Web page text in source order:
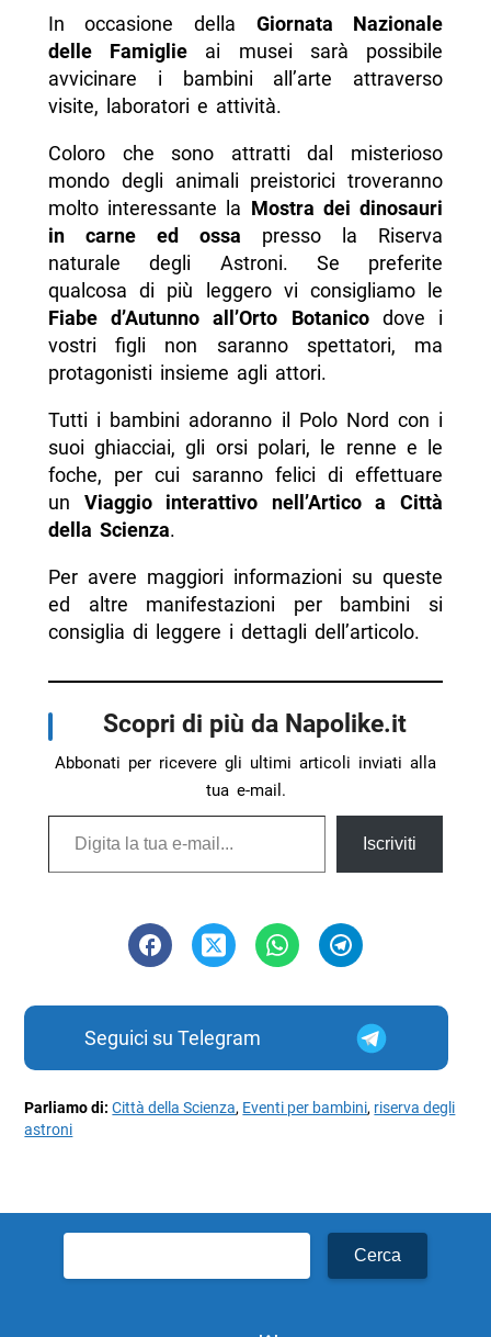
In occasione della Giornata Nazionale
delle Famiglie ai musei sarà possibile
avvicinare i bambini all’arte attraverso
visite, laboratori e attività.
Coloro che sono attratti dal misterioso
mondo degli animali preistorici troveranno
molto interessante la Mostra dei dinosauri
in carne ed ossa presso la Riserva
naturale degli Astroni. Se preferite
qualcosa di più leggero vi consigliamo le
Fiabe d’Autunno all’Orto Botanicodove i
vostri figli non saranno spettatori, ma
protagonisti insieme agli attori.
Tutti i bambini adoranno il Polo Nord con i
suoi ghiacciai, gli orsi polari, le renne e le
foche, per cui saranno felici di effettuare
un Viaggio interattivo nell’Artico a Città
della Scienza.
Per avere maggiori informazioni su queste
ed altre manifestazioni per bambini si
consiglia di leggere i dettagli dell’articolo.
Scopri di più da Napolike.it
Abbonati per ricevere gli ultimi articoli inviati alla
tua e-mail.
Digita la tua e-mail...
Iscriviti
Seguici su Telegram
Parliamo di:Città della Scienza, Eventi per bambini, riserva degli
astroni
per: